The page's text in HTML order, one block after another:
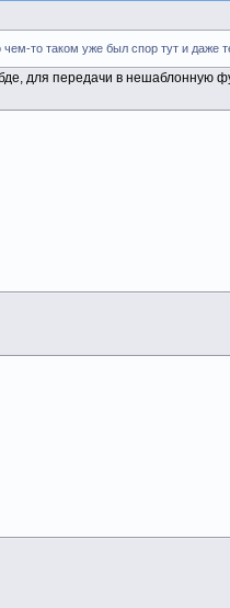
то таком уже был спор тут и даже
для передачи в нешаблонную